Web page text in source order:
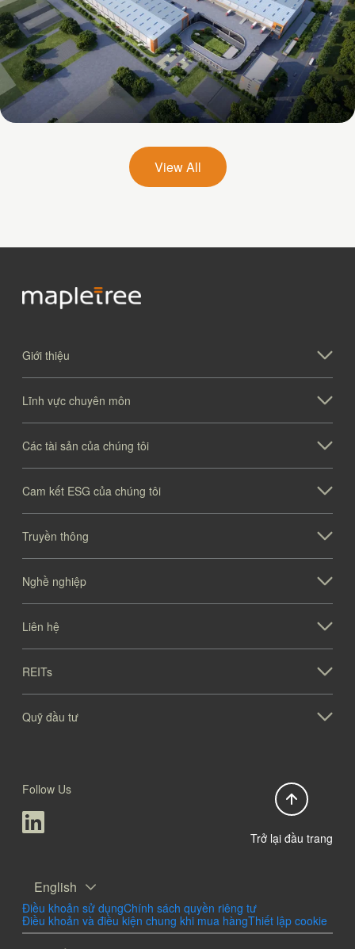
Mapletree (Qihe) International
Comprehensive Industrial Park
View All
Giới thiệu
Lĩnh vực chuyên môn
Các tài sản của chúng tôi
Cam kết ESG của chúng tôi
Truyền thông
Nghề nghiệp
Liên hệ
REITs
Quỹ đầu tư
Trở lại đầu trang
English
Điều khoản sử dụngChính sách quyền riêng tư
Điều khoản và điều kiện chung khi mua hàngThiết lập cookie
Follow Us